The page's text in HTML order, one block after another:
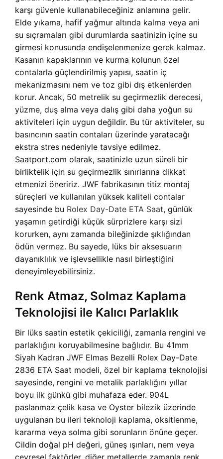
karşı güvenle kullanabileceğiniz anlamına gelir.
Elde yıkama, hafif yağmur altında kalma veya ani
su sıçramaları gibi durumlarda saatinizin içine su
girmesi konusunda endişelenmenize gerek kalmaz.
Kasanın kapaklarının ve kurma kolunun özel
contalarla güçlendirilmiş yapısı, saatin iç
mekanizmasını nem ve toz gibi dış etkenlerden
korur. Ancak, 50 metrelik su geçirmezlik derecesi,
yüzme, duş alma veya dalış gibi daha yoğun su
aktiviteleri için uygun değildir. Bu tür aktiviteler, su
basıncının saatin contaları üzerinde yaratacağı
ekstra stres nedeniyle tavsiye edilmez.
Saatport.com olarak, saatinizle uzun süreli bir
birliktelik için su geçirmezlik sınırlarına dikkat
etmenizi öneririz. JWF fabrikasının titiz montaj
süreçleri ve kullanılan yüksek kaliteli contalar
sayesinde bu Rolex Day-Date ETA Saat, günlük
yaşamın getirdiği küçük sürprizlere karşı sizi
korurken, aynı zamanda bileğinizde şıklığından
ödün vermez. Bu sayede, lüks bir aksesuarın
dayanıklılık ve işlevsellikle nasıl birleştiğini
deneyimleyebilirsiniz.
Renk Atmaz, Solmaz Kaplama
Teknolojisi ile Kalıcı Parlaklık
Bir lüks saatin estetik çekiciliği, zamanla rengini ve
parlaklığını koruyabilmesine bağlıdır. Bu 41mm
Siyah Kadran JWF Elmas Bezelli Rolex Day-Date
2836 ETA Saat modeli, özel bir kaplama teknolojisi
sayesinde, rengini ve metalik parlaklığını yıllar
boyu ilk günkü gibi muhafaza eder. 904L
paslanmaz çelik kasa ve Oyster bilezik üzerinde
uygulanan bu ileri teknoloji kaplama, oksitlenme,
kararma veya solma gibi sorunların önüne geçer.
Cildin doğal pH değeri, güneş ışınları, nem veya
çevresel faktörler, diğer metallerde zamanla renk